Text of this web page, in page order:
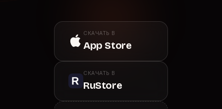
СКАЧАТЬ В
App Store
СКАЧАТЬ В
RuStore